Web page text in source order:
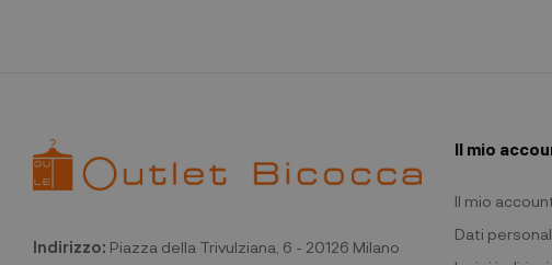
Indirizzo: Piazza della Trivulziana, 6 - 20126 Milano
Il mio
Il mio
Dati